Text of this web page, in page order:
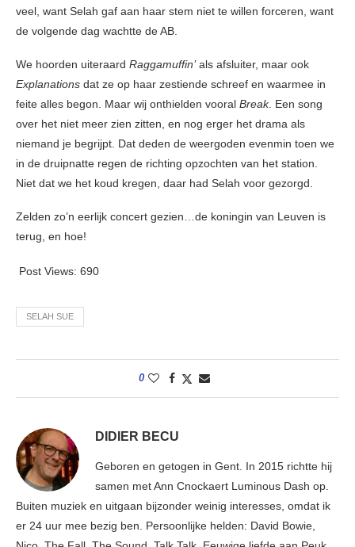
veel, want Selah gaf aan haar stem niet te willen forceren, want
de volgende dag wachtte de AB.
We hoorden uiteraard Raggamuffin’als afsluiter, maar ook
Explanations dat ze op haar zestiende schreef en waarmee in
feite alles begon. Maar wij onthielden vooral Break. Een song
over het niet meer zien zitten, en nog erger het drama als
niemand je begrijpt. Dat deden de weergoden evenmin toen we
in de druipnatte regen de richting opzochten van het station.
Niet dat we het koud kregen, daar had Selah voor gezorgd.
Zelden zo’n eerlijk concert gezien…de koningin van Leuven is
terug, en hoe!
Post Views: 690
SELAH SUE
0
DIDIER BECU
Geboren en getogen in Gent. In 2015 richtte hij
samen met Ann Cnockaert Luminous Dash op.
Buiten muziek en uitgaan bijzonder weinig interesses, omdat ik
er 24 uur mee bezig ben. Persoonlijke helden: David Bowie,